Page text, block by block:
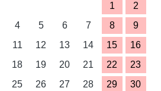
1
2
4 5 6 7 8
9
11 12 13 14 15
16
18 19 20 21 22
23
25 26 27 28 29
30